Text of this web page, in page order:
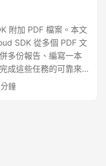
附加 PDF 檔案。本文
SDK 從多個 PDF 文
多份報告、編寫一本
成這些任務的可靠來
鐘